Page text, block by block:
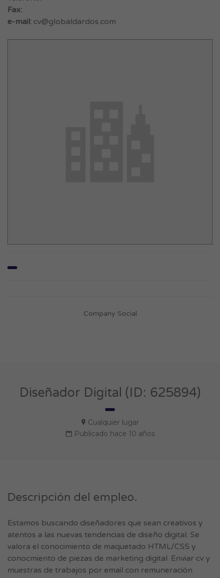
Fax:
e-mail: cv@globaldardos.com
Company Social
Diseñador Digital (ID: 625894)
Cualquier lugar
Publicado hace 10 años
Descripción del empleo.
Estamos buscando diseñadores que sean creativos y
atentos a las nuevas tendencias de diseño digital. Se
valora el conocimiento de maquetado HTML/CSS y
conocmiento de piezas de marketing digital. Enviar cv y
muestras de trabajos por email con remuneración